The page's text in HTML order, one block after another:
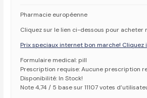
Pharmacie européenne
Cliquez sur le lien ci-dessous pour acheter
Prix speciaux internet bon marche! Cliquez
Formulaire medical: pill
Prescription requise: Aucune prescription
Disponibilité: In Stock!
Note 4,74 / 5 base sur 11107 votes